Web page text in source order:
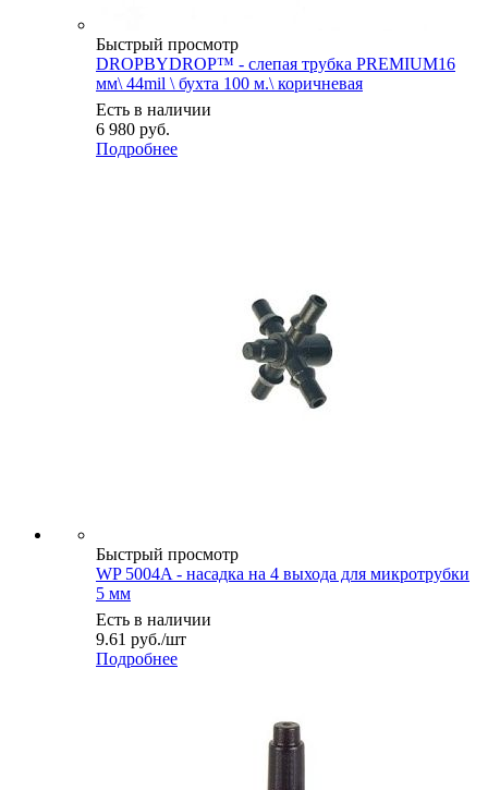
Быстрый просмотр
DROPBYDROP™ - слепая трубка PREMIUM16
мм\ 44mil \ бухта 100 м.\ коричневая
Есть в наличии
6 980 руб.
Подробнее
Быстрый просмотр
WP 5004A - насадка на 4 выхода для микротрубки
5 мм
Есть в наличии
9.61 руб./шт
Подробнее